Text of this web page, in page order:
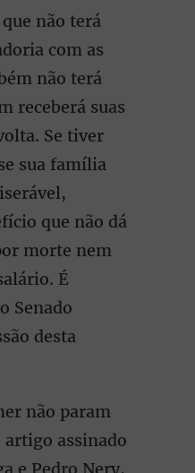
não terá
com as
não terá
receberá suas
Se tiver
sua família
que não dá
morte nem
É
Senado
desta
não param
assinado